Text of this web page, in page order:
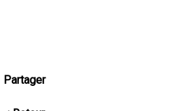
Partager